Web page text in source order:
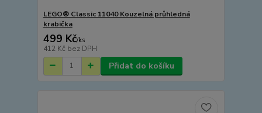
LEGO® Classic 11040 Kouzelná průhledná
krabička
499 Kč/ks
412 Kč bez DPH
Přidat do košíku